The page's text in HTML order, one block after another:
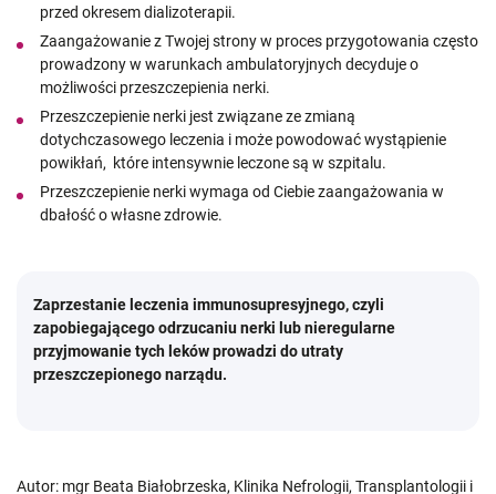
przed okresem dializoterapii.
Zaangażowanie z Twojej strony w proces przygotowania często
prowadzony w warunkach ambulatoryjnych decyduje o
możliwości przeszczepienia nerki.
Przeszczepienie nerki jest związane ze zmianą
dotychczasowego leczenia i może powodować wystąpienie
powikłań, które intensywnie leczone są w szpitalu.
Przeszczepienie nerki wymaga od Ciebie zaangażowania w
dbałość o własne zdrowie.
Zaprzestanie leczenia immunosupresyjnego, czyli
zapobiegającego odrzucaniu nerki lub nieregularne
przyjmowanie tych leków prowadzi do utraty
przeszczepionego narządu.
Autor: mgr Beata Białobrzeska, Klinika Nefrologii, Transplantologii i